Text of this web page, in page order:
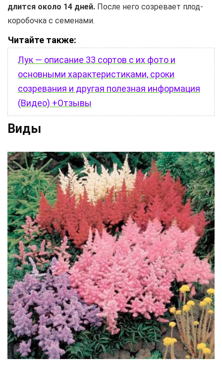
длится около 14 дней. После него созревает плод-
коробочка с семенами.
Читайте также:
Лук — описание 33 сортов с их фото и
основными характеристиками, сроки
созревания и другая полезная информация
(Видео) +Отзывы
Виды